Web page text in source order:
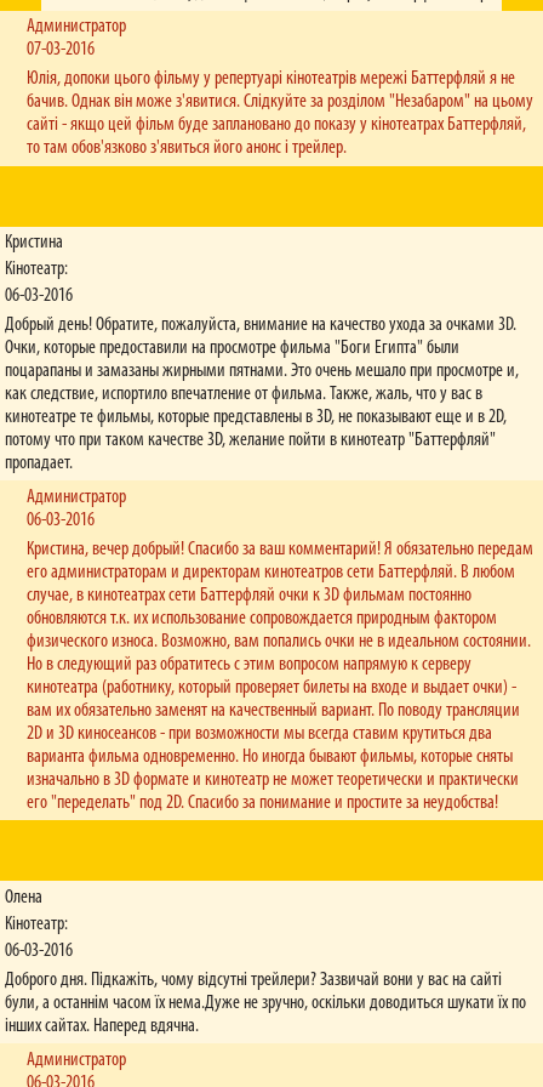
Яка вартість бронювання квитків, і протягом якого часу необхідно їх
викупити?
Вартість послуги бронювання – 5 гривень (незалежно від кількості квитків). Викупити
заброньовані квитки необхідно не пізніше, ніж за півгодини до початку сеансу.
У відділі бронювання не беруть слухавку, вірніше, «скидають» дзвінок. Не
можу додзвонитися.
Приносимо свої вибачення за завдані незручності. Кількість бажаючих додзвонитися
лінії.
За який час до початку сеансу можна повернути квитки, щоб отримати у
касі їхню повну вартість?
півгодини до початку сеансу.
До якого числа фільм є прем’єрним?
Період «прем’єрності» стрічки встановлює дистриб’ютор, а не кінотеатр. Рішення
дистриб’ютора залежить від зборів, інших фільмів і багатьох інших факторів. Тому, на
жаль, про статус фільму можна дізнатися лише із розкладу. Слідкуйте за оновленнями
на сайті.
Яким чином можна отримати накопичувальну картку мережі кінотеатрів
«Баттерфляй»?
Ми використовуємо віртуальну накопичувальну картку. Реєструйтеся на нашому сайті
(обов'язково підтвердіть реєстрацію за допомогою лінку, що надійде вам на
електронну пошту), після чого отримайте особисту картку. Вона відображається у
вашому Особистому кабінеті (штрихкод та цифри). Ви можете надати цей штрихкод
нашим касирам для сканування, якщо вирішили придбати квитки на касі, або ж
оформлюйте квитки на нашому сайті - тоді бонусні бали ви отримаєте відразу після
завершення оплати. Важливо: для того, щоб отримати бали за онлайн-замовлення,
необхідно спочатку увійти до Особистого кабінету.
У мене проблеми з зором – я ношу окуляри. Чи можу я подивитися 3D-
фільм?
Вам необхідно дивитися кіно або у двох парах окулярів, або у лінзах і 3D-окулярах.
Останні, самі по собі, не зроблять Ваш зір стовідсотковим.
субтитрами мовою оригіналу. Решта стрічок дубльована українською мовою.
Хочу подивитися фільм із 12-річною дитиною, проте вказано вікове
обмеження «16 років». Нас не пустять до зали?
До зали Вас пустять. У випадку недотримання рекомендацій за віковими
обмеженнями, уся відповідальність з кінотеатру перекладається на батьків.
Чи несе відвідувач якусь відповідальність за зламані 3D-окуляри?
У випадку пошкодження 3D-окулярів, клієнт зобов’язаний відшкодувати кінотеатру їх
Администратор
07-03-2016
Юлія, допоки цього фільму у репертуарі кінотеатрів мережі Баттерфляй я не
бачив. Однак він може з'явитися. Слідкуйте за розділом "Незабаром" на цьому
сайті - якщо цей фільм буде заплановано до показу у кінотеатрах Баттерфляй,
то там обов'язково з'явиться його анонс і трейлер.
Кристина
Кінотеатр:
06-03-2016
Добрый день! Обратите, пожалуйста, внимание на качество ухода за очками 3D.
Очки, которые предоставили на просмотре фильма "Боги Египта" были
поцарапаны и замазаны жирными пятнами. Это очень мешало при просмотре и,
как следствие, испортило впечатление от фильма. Также, жаль, что у вас в
кинотеатре те фильмы, которые представлены в 3D, не показывают еще и в 2D,
потому что при таком качестве 3D, желание пойти в кинотеатр "Баттерфляй"
пропадает.
Администратор
06-03-2016
Кристина, вечер добрый! Спасибо за ваш комментарий! Я обязательно передам
его администраторам и директорам кинотеатров сети Баттерфляй. В любом
случае, в кинотеатрах сети Баттерфляй очки к 3D фильмам постоянно
обновляются т.к. их использование сопровождается природным фактором
физического износа. Возможно, вам попались очки не в идеальном состоянии.
Но в следующий раз обратитесь с этим вопросом напрямую к серверу
кинотеатра (работнику, который проверяет билеты на входе и выдает очки) -
вам их обязательно заменят на качественный вариант. По поводу трансляции
2D и 3D киносеансов - при возможности мы всегда ставим крутиться два
варианта фильма одновременно. Но иногда бывают фильмы, которые сняты
изначально в 3D формате и кинотеатр не может теоретически и практически
его "переделать" под 2D. Спасибо за понимание и простите за неудобства!
Олена
Кінотеатр:
06-03-2016
Доброго дня. Підкажіть, чому відсутні трейлери? Зазвичай вони у вас на сайті
були, а останнім часом їх нема.Дуже не зручно, оскільки доводиться шукати їх по
інших сайтах. Наперед вдячна.
Администратор
06-03-2016